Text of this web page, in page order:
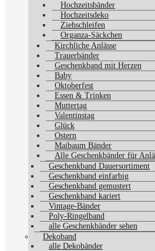
Hochzeitsbänder
Hochzeitsdeko
Ziehschleifen
Organza-Säckchen
Kirchliche Anlässe
Trauerbänder
Geschenkband mit Herzen
Baby
Oktoberfest
Essen & Trinken
Muttertag
Valentinstag
Glück
Ostern
Maibaum Bänder
Alle Geschenkbänder für
Geschenkband Dauersortiment
Geschenkband einfarbig
Geschenkband gemustert
Geschenkband kariert
Vintage-Bänder
Poly-Ringelband
alle Geschenkbänder sehen
Dekoband
alle Dekobänder